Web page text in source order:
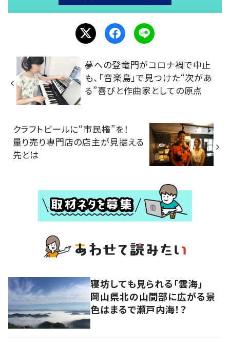
夢への登竜門がコロナ禍で中止
も、「音楽島」で見つけた“次があ
る”喜びと作曲家としての原点
クラフトビールに“市民権”を！
量り売り専門店の店主が見据える
先とは
寝坊しても見られる「雲海」
岡山県北の山間部に広がる景
色はまるで瀬戸内海！？